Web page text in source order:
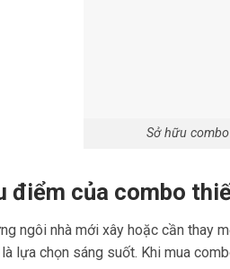
Sở hữu
điểm của combo
ngôi nhà mới xây hoặc cần thay
lựa chọn sáng suốt. Khi mua